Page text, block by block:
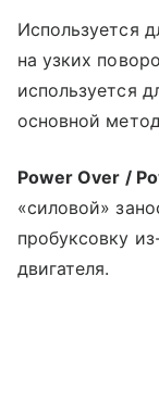
Используется
на узких
используется
основной
Power Over /
«силовой»
пробуксовку
двигателя.